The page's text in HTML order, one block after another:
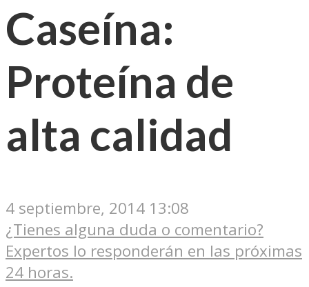
Caseína:
Proteína de
alta calidad
4 septiembre, 2014 13:08
¿Tienes alguna duda o comentario?
Expertos lo responderán en las próximas
24 horas.